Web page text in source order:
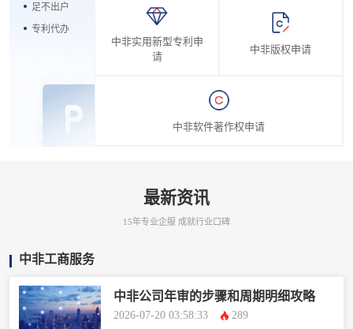
足不出户
专利代办
中非实用新型专利申
请
中非版权申请
中非软件著作权申请
最新资讯
15年专业企服 成就行业口碑
中非工商服务
中非公司年审的步骤和周期明细攻略
2026-07-20 03:58:33 289